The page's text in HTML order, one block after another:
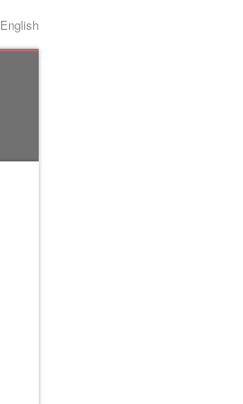
English